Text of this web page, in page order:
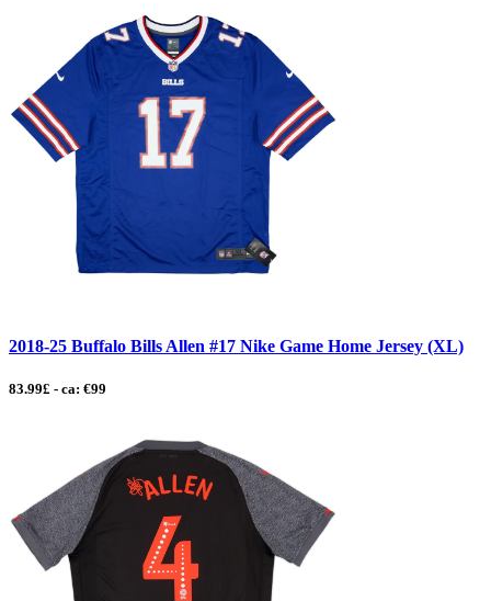
2018-25 Buffalo Bills Allen #17 Nike Game Home Jersey (XL)
83.99£ - ca: €99